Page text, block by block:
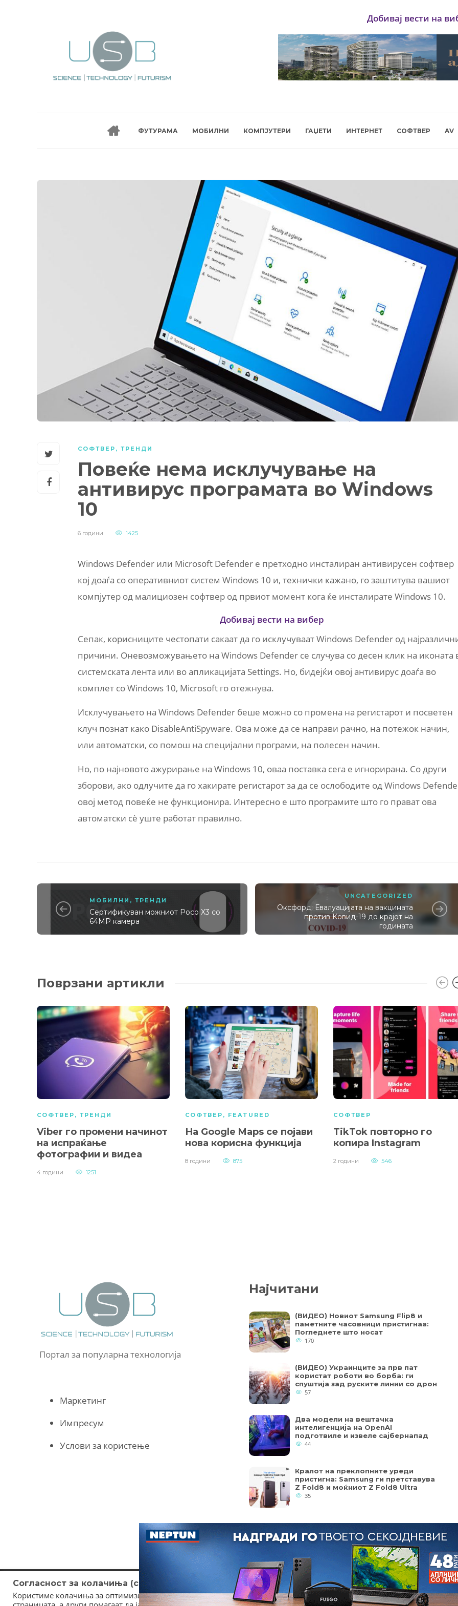
Добивај вести на
ФУТУРАМА МОБИЛНИ КОМПЈУТЕРИ ГАЏЕТИ ИНТЕРНЕТ СОФТВЕР AV
СОФТВЕР , ТРЕНДИ
Повеќе нема исклучување на
антивирус програмата во Windows
10
6 години 1425
Windows Defender или Microsoft Defender е претходно инсталиран антивирусен софтвер
кој доаѓа со оперативниот систем Windows 10 и, технички кажано, го заштитува вашиот
компјутер од малициозен софтвер од првиот момент кога ќе инсталирате Windows 10.
Добивај вести на вибер
Сепак, корисниците честопати сакаат да го исклучуваат Windows Defender од
причини. Оневозможувањето на Windows Defender се случува со десен клик на иконата
системската лента или во апликацијата Settings. Но, бидејќи овој антивирус доаѓа во
комплет со Windows 10, Microsoft го отежнува.
Исклучувањето на Windows Defender беше можно со промена на регистарот и посветен
клуч познат како DisableAntiSpyware. Ова може да се направи рачно, на потежок начин,
или автоматски, со помош на специјални програми, на полесен начин.
Но, по најновото ажурирање на Windows 10, оваа поставка сега е игнорирана. Со други
зборови, ако одлучите да го хакирате регистарот за да се ослободите од Windows
овој метод повеќе не функционира. Интересно е што програмите што го прават ова
автоматски сè уште работат правилно.
МОБИЛНИ ,ТРЕНДИ
Сертификуван можниот Poco X3 со
64MP камера
UNCATEGORIZED
Оксфорд: Евалуацијата на вакцината
против Ковид-19 до крајот на
годината
Поврзани артикли
СОФТВЕР , ТРЕНДИ
Viber го промени начинот
на испраќање
фотографии и видеа
4 години 1251
СОФТВЕР , FEATURED
На Google Maps се појави
нова корисна функција
8 години 875
СОФТВЕР
TikTok повторно го
копира Instagram
2 години 546
Портал за популарна технологија
Маркетинг
Импресум
Услови за користење
Најчитани
(ВИДЕО) Новиот Samsung Flip8 и
паметните часовници пристигнаа:
Погледнете што носат
170
(ВИДЕО) Украинците за прв пат
користат роботи во борба: ги
спуштија зад руските линии со дрон
57
Два модели на вештачка
интелигенција на OpenAI
подготвиле и извеле сајбернапад
44
Кралот на преклопните уреди
пристигна: Samsung ги претставува
Z Fold8 и моќниот Z Fold8 Ultra
35
Согласност за колачиња (cookies)
Користиме колачиња за оптимизирање на страницата. Некои од колачињата се од суштинско значење за работата на